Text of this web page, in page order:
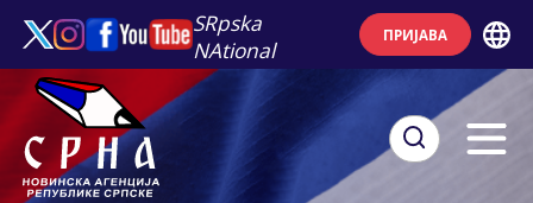
SRpska
NAtional
ПРИЈАВА